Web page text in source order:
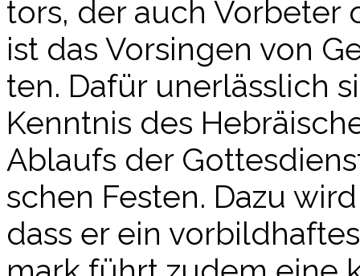
tors, der auch Vor­be­ter
ist das Vor­sin­gen von
ten. Dafür uner­läss­lich
Kennt­nis des
Ablaufs der
schen Fes­ten. Dazu
dass er ein